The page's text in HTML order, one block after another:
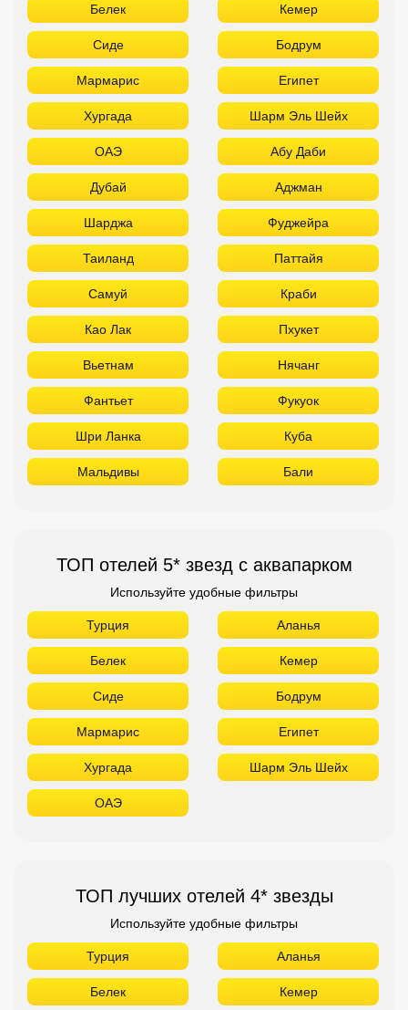
Белек Кемер
Сиде Бодрум
Мармарис Египет
Хургада Шарм Эль Шейх
ОАЭ Абу Даби
Дубай Аджман
Шарджа Фуджейра
Таиланд Паттайя
Самуй Краби
Као Лак Пхукет
Вьетнам Нячанг
Фантьет Фукуок
Шри Ланка Куба
Мальдивы Бали
ТОП отелей 5* звезд с аквапарком
Используйте удобные фильтры
Турция Аланья
Белек Кемер
Сиде Бодрум
Мармарис Египет
Хургада Шарм Эль Шейх
ОАЭ
ТОП лучших отелей 4* звезды
Используйте удобные фильтры
Турция Аланья
Белек Кемер